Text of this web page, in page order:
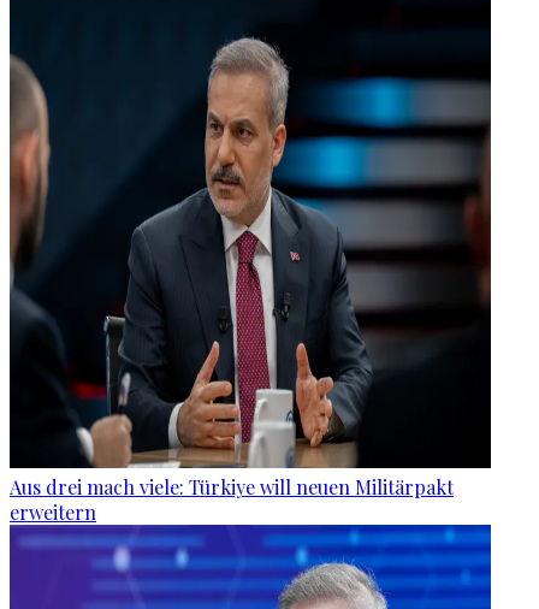
Aus drei mach viele: Türkiye will neuen Militärpakt
erweitern